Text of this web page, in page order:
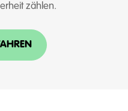
zählen.